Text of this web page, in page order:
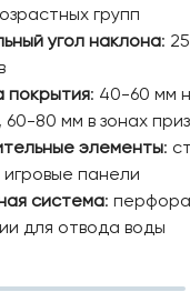
групп
угол наклона:
покрытия: 40-60 мм
60-80 мм в зонах
элементы:
игровые панели
система:
для отвода воды